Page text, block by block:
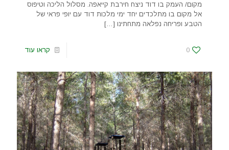
מקום/ העמק בו דוד ניצח חירבת קייאפה. מסלול הליכה וטיפוס
אל מקום בו מתלכדים יחד ימי מלכות דוד עם יופי פראי של
הטבע ופריחה נפלאה מתחתינו […]
0 קראו עוד